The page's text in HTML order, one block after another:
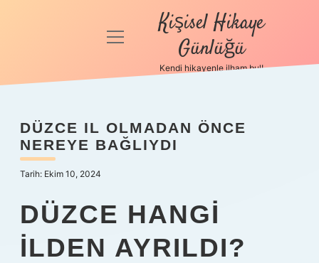
Anasayfa
Politikası
Yasal Uyarı
menüyü
Kişisel Hikaye
Günlüğü
Kendi hikayenle ilham bul!
DÜZCE IL OLMADAN ÖNCE
NEREYE BAĞLIYDI
Tarih: Ekim 10, 2024
DÜZCE HANGI
ILDEN AYRILDI?